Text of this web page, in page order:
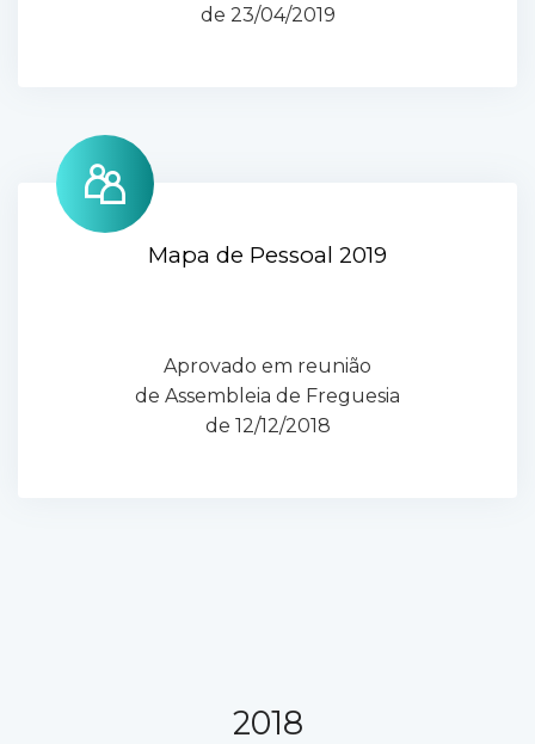
de 23/04/2019
Mapa de Pessoal 2019
Aprovado em reunião
de Assembleia de Freguesia
de 12/12/2018
2018